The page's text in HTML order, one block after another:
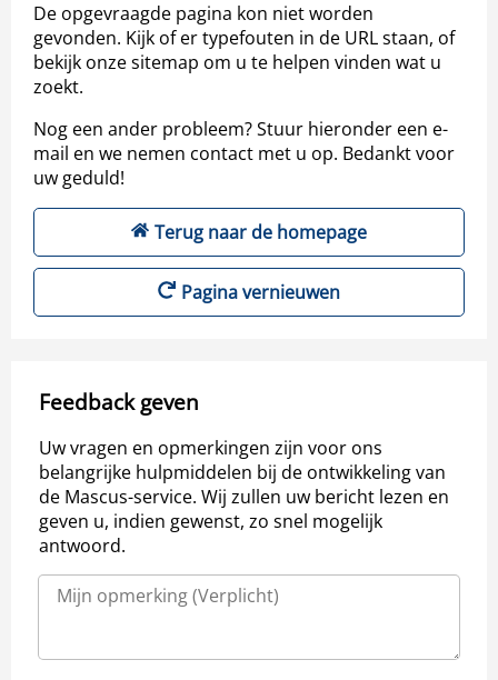
De opgevraagde pagina kon niet worden
gevonden. Kijk of er typefouten in de URL staan, of
bekijk onze sitemap om u te helpen vinden wat u
zoekt.
Nog een ander probleem? Stuur hieronder een e-
mail en we nemen contact met u op. Bedankt voor
uw geduld!
Terug naar de homepage
Pagina vernieuwen
Feedback geven
Uw vragen en opmerkingen zijn voor ons
belangrijke hulpmiddelen bij de ontwikkeling van
de Mascus-service. Wij zullen uw bericht lezen en
geven u, indien gewenst, zo snel mogelijk
antwoord.